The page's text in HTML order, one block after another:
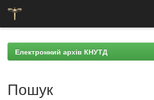
navigationЕлектронний архів КНУТД
Пошук